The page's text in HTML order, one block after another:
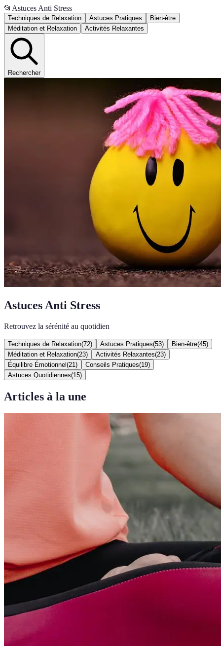
📂 Astuces Anti Stress
Techniques de Relaxation Astuces Pratiques
Bien-être
Méditation et Relaxation
Activités Relaxantes
Rechercher
Astuces Anti Stress
Retrouvez la sérénité au quotidien
Techniques de Relaxation(72) Astuces Pratiques(53) Bien-être(45)
Méditation et Relaxation(23) Activités Relaxantes(23)
Équilibre Émotionnel (21 ) Conseils Pratiques(19)
Astuces Quotidiennes(15)
Articles à la une